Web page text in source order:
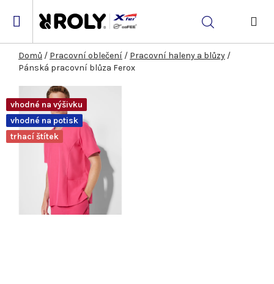
Hledat
Domů / Pracovní oblečení / Pracovní haleny a blůzy /
Pánská pracovní blůza Ferox
vhodné na výšivku
vhodné na potisk
trhací štítek